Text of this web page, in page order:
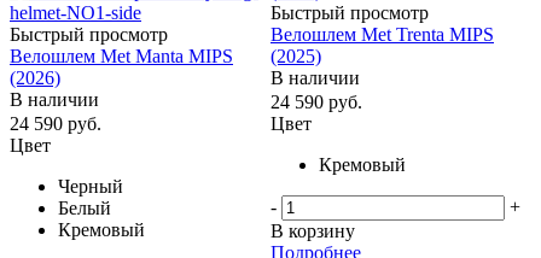
Быстрый просмотр
Велошлем Met Manta MIPS
(2026)
В наличии
24 590 руб.
Цвет
Черный
Белый
Кремовый
Быстрый просмотр
Велошлем Met Trenta MIPS
(2025)
В наличии
24 590 руб.
Цвет
Кремовый
-
+
В корзину
Подробнее